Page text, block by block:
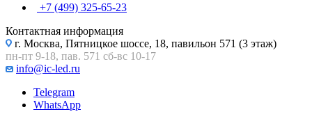
+7 (499) 325-65-23
Контактная информация
г. Москва, Пятницкое шоссе, 18, павильон 571 (3 этаж)
пн-пт 9-18, пав. 571 сб-вс 10-17
info@ic-led.ru
Telegram
WhatsApp